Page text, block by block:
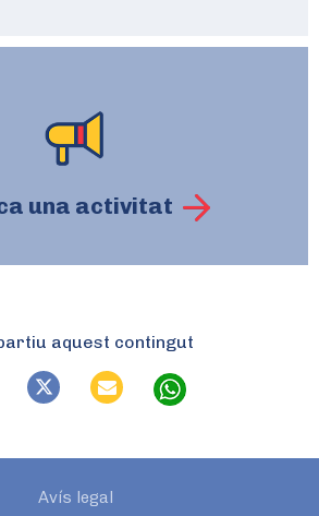
una activitat
aquest contingut
Avís legal